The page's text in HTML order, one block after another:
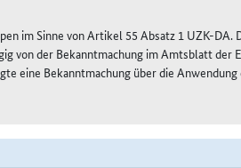
im Sinne von Artikel 55 Absatz 1 UZK-
von der Bekanntmachung im Amtsblatt der
eine Bekanntmachung über die